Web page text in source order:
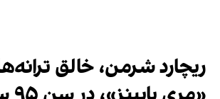
ریچارد شرمن، خالق